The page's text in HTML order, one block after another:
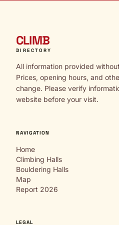
CLIMB
DIRECTORY
All information provided
Prices, opening hours, and
change. Please verify
website before your visit.
NAVIGATION
Home
Climbing Halls
Bouldering Halls
Map
Report 2026
LEGAL